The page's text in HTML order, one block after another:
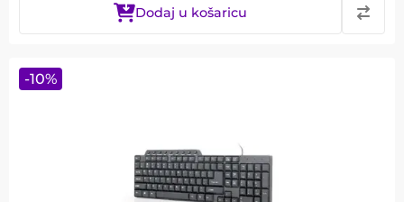
Dodaj u košaricu
-10%